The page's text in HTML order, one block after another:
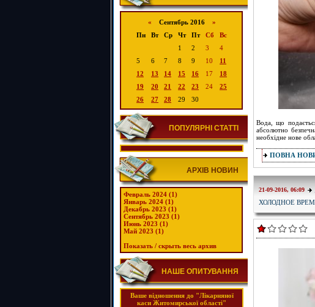
« Сентябрь 2016 »
Пн
Вт Ср Чт Пт Сб
Вс
1
2 3
4
5
6 7 8 9 10
11
12
13 14 15 16 17
18
19
20 21 22 23 24
25
26
27 28 29 30
ПОПУЛЯРНІ СТАТТІ
АРХІВ НОВИН
Февраль 2024 (1)
Январь 2024 (1)
Декабрь 2023 (1)
Сентябрь 2023 (1)
Июнь 2023 (1)
Май 2023 (1)
Показать / скрыть весь архив
НАШЕ ОПИТУВАННЯ
Ваше відношення до "Лікарняної
каси Житомирської області"
Вода, що
абсолютно
необхідне нове
ПОВНА
21-09-2016, 06:09
ХОЛОДНОЕ